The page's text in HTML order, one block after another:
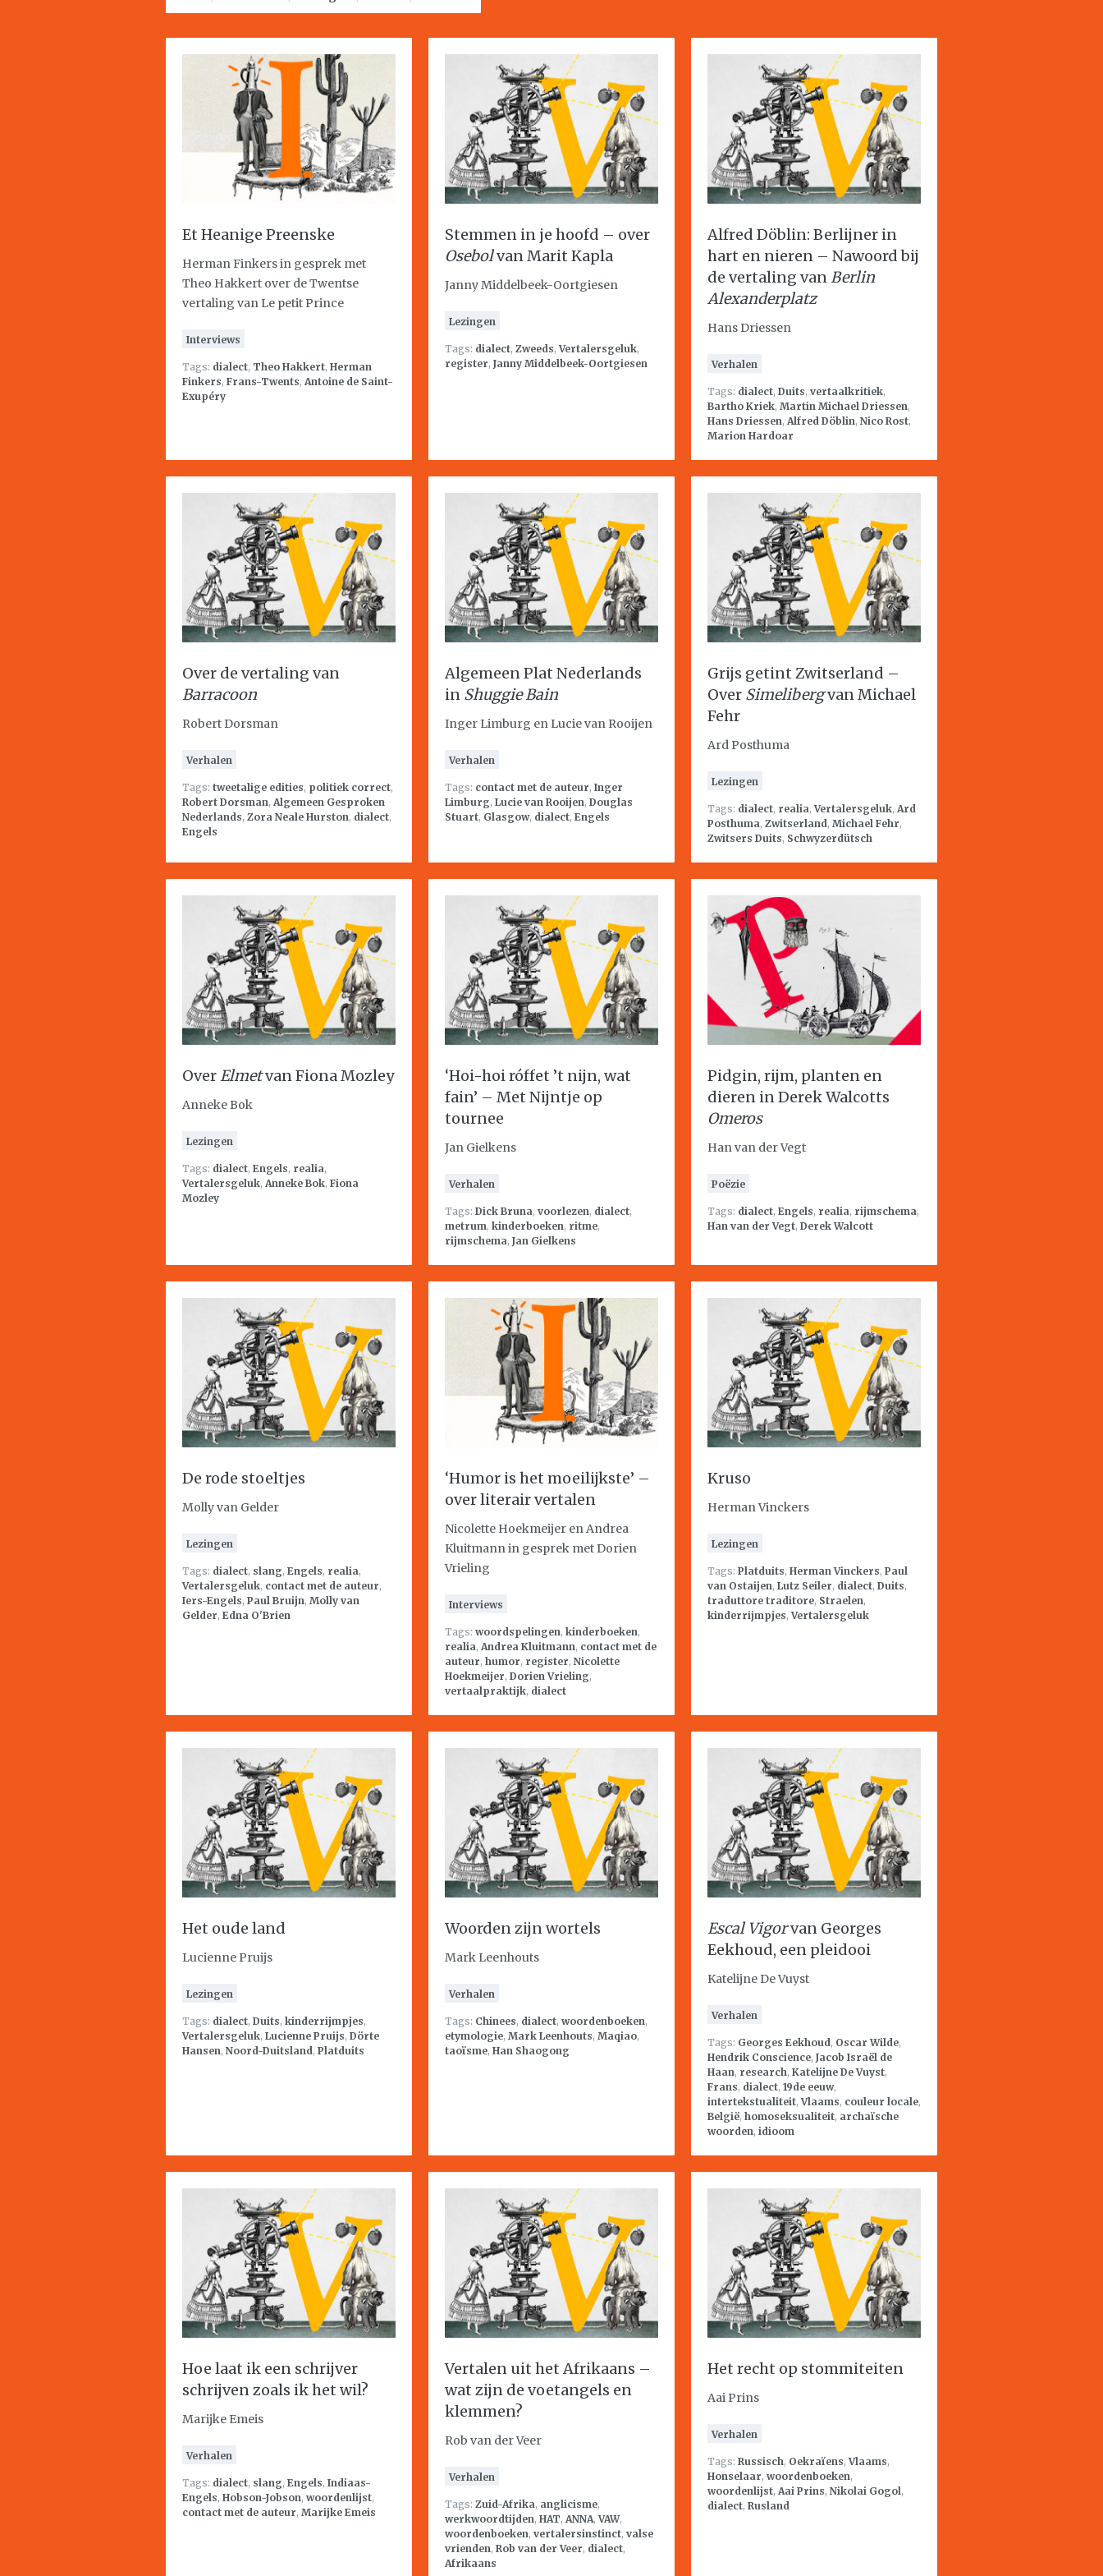
Et Heanige Preenske
Herman Finkers in gesprek met
Theo Hakkert over de Twentse
vertaling van Le petit Prince
Interviews
Tags: dialect, Theo Hakkert, Herman
Finkers, Frans-Twents, Antoine de Saint-
Exupéry
Stemmen in je hoofd – over
Osebolvan Marit Kapla
Janny Middelbeek-Oortgiesen
Lezingen
Tags: dialect, Zweeds,Vertalersgeluk,
register, Janny Middelbeek-Oortgiesen
Alfred Döblin: Berlijner in
hart en nieren – Nawoord bij
de vertaling vanBerlin
Alexanderplatz
Hans Driessen
Verhalen
Tags: dialect, Duits, vertaalkritiek,
Bartho Kriek, Martin Michael Driessen,
Hans Driessen, Alfred Döblin, Nico Rost,
Marion Hardoar
Over de vertaling van
Barracoon
Robert Dorsman
Verhalen
Tags: tweetalige edities, politiek correct,
Robert Dorsman, Algemeen Gesproken
Nederlands, Zora Neale Hurston, dialect,
Engels
Algemeen Plat Nederlands
in Shuggie Bain
Inger Limburg en Lucie van Rooijen
Verhalen
Tags: contact met de auteur, Inger
Limburg, Lucie van Rooijen, Douglas
Stuart, Glasgow, dialect, Engels
Grijs getint Zwitserland –
Over Simelibergvan Michael
Fehr
Ard Posthuma
Lezingen
Tags: dialect, realia,Vertalersgeluk, Ard
Posthuma, Zwitserland, Michael Fehr,
Zwitsers Duits, Schwyzerdütsch
OverElmetvan Fiona Mozley
Anneke Bok
Lezingen
Tags: dialect, Engels, realia,
Vertalersgeluk, Anneke Bok, Fiona
Mozley
‘Hoi-hoi róffet ’t nijn, wat
fain’ – Met Nijntje op
tournee
Jan Gielkens
Verhalen
Tags: Dick Bruna, voorlezen, dialect,
metrum, kinderboeken, ritme,
rijmschema, Jan Gielkens
Pidgin, rijm, planten en
dieren in Derek Walcotts
Omeros
Han van der Vegt
Poëzie
Tags: dialect, Engels, realia, rijmschema,
Han van der Vegt, Derek Walcott
De rode stoeltjes
Molly van Gelder
Lezingen
Tags: dialect, slang, Engels, realia,
Vertalersgeluk, contact met de auteur,
Iers-Engels, Paul Bruijn, Molly van
Gelder, Edna O'Brien
‘Humor is het moeilijkste’ –
over literair vertalen
Nicolette Hoekmeijer en Andrea
Kluitmann in gesprek met Dorien
Vrieling
Interviews
Tags: woordspelingen, kinderboeken,
realia, Andrea Kluitmann, contact met de
auteur, humor, register, Nicolette
Hoekmeijer, Dorien Vrieling,
vertaalpraktijk, dialect
Kruso
Herman Vinckers
Lezingen
Tags: Platduits, Herman Vinckers, Paul
van Ostaijen, Lutz Seiler, dialect, Duits,
traduttore traditore, Straelen,
kinderrijmpjes,Vertalersgeluk
Het oude land
Lucienne Pruijs
Lezingen
Tags: dialect, Duits, kinderrijmpjes,
Vertalersgeluk, Lucienne Pruijs, Dörte
Hansen, Noord-Duitsland, Platduits
Woorden zijn wortels
Mark Leenhouts
Verhalen
Tags: Chinees, dialect, woordenboeken,
etymologie, Mark Leenhouts, Maqiao,
taoïsme, Han Shaogong
Escal Vigorvan Georges
Eekhoud, een pleidooi
Katelijne De Vuyst
Verhalen
Tags: Georges Eekhoud, Oscar Wilde,
Hendrik Conscience, Jacob Israël de
Haan, research, Katelijne De Vuyst,
Frans, dialect, 19de eeuw,
intertekstualiteit,Vlaams, couleur locale,
België, homoseksualiteit, archaïsche
woorden, idioom
Hoe laat ik een schrijver
schrijven zoals ik het wil?
Marijke Emeis
Verhalen
Tags: dialect, slang, Engels, Indiaas-
Engels, Hobson-Jobson, woordenlijst,
contact met de auteur, Marijke Emeis
Vertalen uit het Afrikaans –
wat zijn de voetangels en
klemmen?
Rob van der Veer
Verhalen
Tags: Zuid-Afrika, anglicisme,
werkwoordtijden, HAT, ANNA,VAW,
woordenboeken, vertalersinstinct, valse
vrienden, Rob van der Veer, dialect,
Afrikaans
Het recht op stommiteiten
Aai Prins
Verhalen
Tags: Russisch, Oekraïens,Vlaams,
Honselaar, woordenboeken,
woordenlijst, Aai Prins, Nikolai Gogol,
dialect, Rusland